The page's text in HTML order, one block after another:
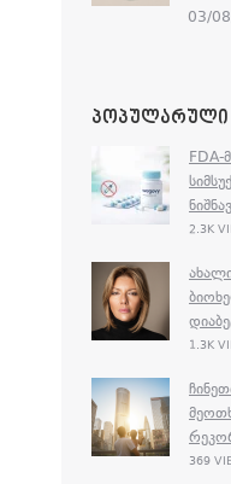
03/
ᲞᲝᲞᲣᲚᲐᲠᲣᲚᲘ
FDA-
2.3K
1.3K
369